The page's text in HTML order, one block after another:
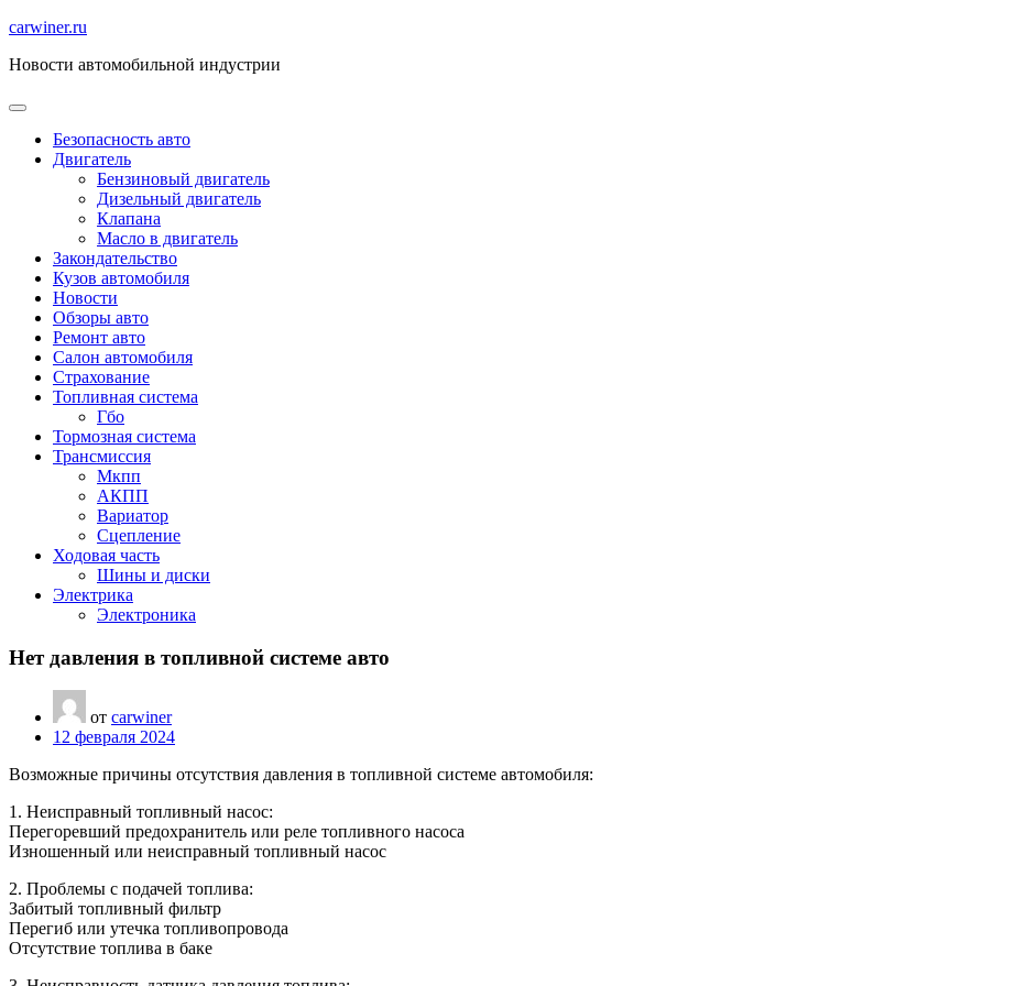
Перейти
содержимому
carwiner.ru
Новости автомобильной индустрии
Безопасность авто
Двигатель
Бензиновый двигатель
Дизельный двигатель
Клапана
Масло в двигатель
Закондательство
Кузов автомобиля
Новости
Обзоры авто
Ремонт авто
Салон автомобиля
Страхование
Топливная система
Гбо
Тормозная система
Трансмиссия
Мкпп
АКПП
Вариатор
Сцепление
Ходовая часть
Шины и диски
Электрика
Электроника
Нет давления в топливной системе авто
от carwiner
12 февраля 2024
Возможные причины отсутствия давления в топливной системе автомобиля:
1. Неисправный топливный насос:
Перегоревший предохранитель или реле топливного насоса
Изношенный или неисправный топливный насос
2. Проблемы с подачей топлива:
Забитый топливный фильтр
Перегиб или утечка топливопровода
Отсутствие топлива в баке